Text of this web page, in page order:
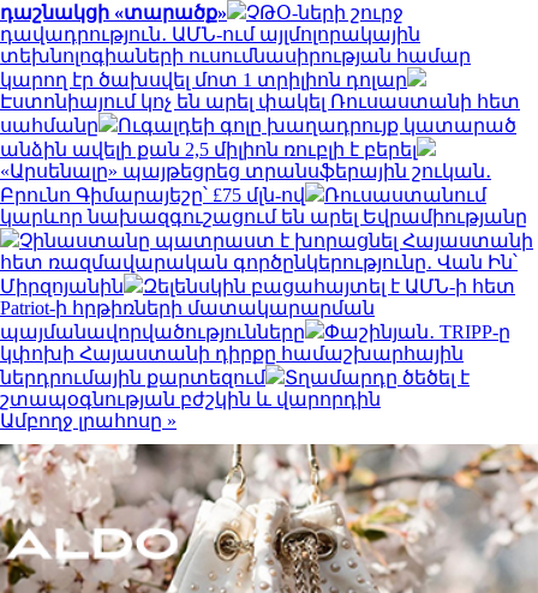
դաշնակցի «տարածք»
ՉԹՕ-ների շուրջ
դավադրություն․ ԱՄՆ-ում այլմոլորակային
տեխնոլոգիաների ուսումնասիրության համար
կարող էր ծախսվել մոտ 1 տրիլիոն դոլար
Էստոնիայում կոչ են արել փակել Ռուսաստանի հետ
սահմանը
Ուգալդեի գոլը խաղադրույք կատարած
անձին ավելի քան 2,5 միլիոն ռուբլի է բերել
«Արսենալը» պայթեցրեց տրանսֆերային շուկան․
Բրունո Գիմարայեշը՝ £75 մլն-ով
Ռուսաստանում
կարևոր նախազգուշացում են արել Եվրամիությանը
Չինաստանը պատրաստ է խորացնել Հայաստանի
հետ ռազմավարական գործընկերությունը․ Վան Ին՝
Միրզոյանին
Զելենսկին բացահայտել է ԱՄՆ-ի հետ
Patriot-ի հրթիռների մատակարարման
պայմանավորվածությունները
Փաշինյան․ TRIPP-ը
կփոխի Հայաստանի դիրքը համաշխարհային
ներդրումային քարտեզում
Տղամարդը ծեծել է
շտապօգնության բժշկին և վարորդին
Ամբողջ լրահոսը »